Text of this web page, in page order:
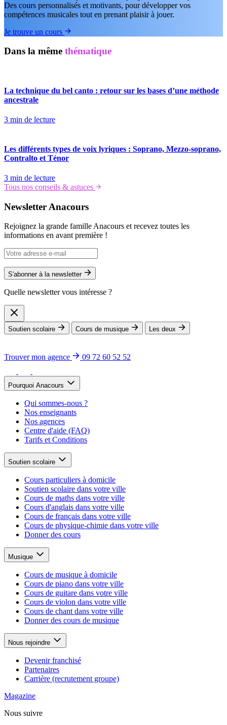
Des cours personnalisés et motivants, pour développer vos
compétences musicales tout en prenant plaisir à jouer.
Je trouve un cours
Dans la même thématique
La technique du bel canto : retour sur les bases d’une méthode
ancestrale
3 min de lecture
Les différents types de voix lyriques : Soprano, Mezzo-soprano,
Contralto et Ténor
3 min de lecture
Tous nos conseils & astuces
Newsletter Anacours
Rejoignez la grande famille Anacours et recevez toutes les
informations en avant première !
S'abonner à la newsletter
Quelle newsletter vous intéresse ?
Soutien scolaire Cours de musique Les deux
Trouver mon agence 09 72 60 52 52
Pourquoi Anacours
Qui sommes-nous ?
Nos enseignants
Nos agences
Centre d'aide (FAQ)
Tarifs et Conditions
Soutien scolaire
Cours particuliers à domicile
Soutien scolaire dans votre ville
Cours de maths dans votre ville
Cours d'anglais dans votre ville
Cours de français dans votre ville
Cours de physique-chimie dans votre ville
Donner des cours
Musique
Cours de musique à domicile
Cours de piano dans votre ville
Cours de guitare dans votre ville
Cours de violon dans votre ville
Cours de chant dans votre ville
Donner des cours de musique
Nous rejoindre
Devenir franchisé
Partenaires
Carrière (recrutement groupe)
Magazine
Nous suivre